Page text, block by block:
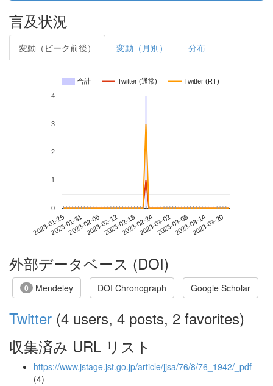
言及状況
変動（ピーク前後） 変動（月別） 分布
合計 Twitter (通常) Twitter (RT)
2023-01-252023-01-312023-02-062023-02-122023-02-182023-02-242023-03-022023-03-082023-03-142023-03-20
0
1
2
3
4
外部データベース (DOI)
0 Mendeley DOI Chronograph Google Scholar
Twitter (4 users, 4 posts, 2 favorites)
収集済み URL リスト
https://www.jstage.jst.go.jp/article/jjsa/76/8/76_1942/_pdf
(4)